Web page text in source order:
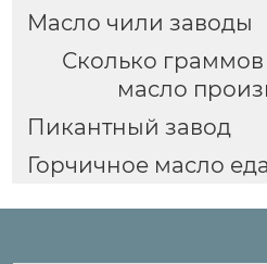
Масло чили заводы
Сколько граммов
масло
Пикантный завод
Горчичное масло еда